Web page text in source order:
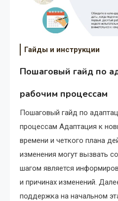
Гайды и инструкции
Пошаговый гайд по
рабочим процессам
Пошаговый гайд по
процессам Адаптация к
времени и четкого плана
изменения могут вызвать
шагом является
и причинах изменений.
поддержка на начальном